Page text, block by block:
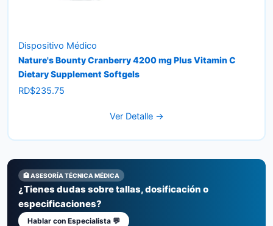
Dispositivo Médico
Nature's Bounty Cranberry 4200 mg Plus Vitamin C
Dietary Supplement Softgels
RD$235.75
Ver Detalle →
🏥 ASESORÍA TÉCNICA MÉDICA
¿Tienes dudas sobre tallas, dosificación o
especificaciones?
Hablar con Especialista 💬